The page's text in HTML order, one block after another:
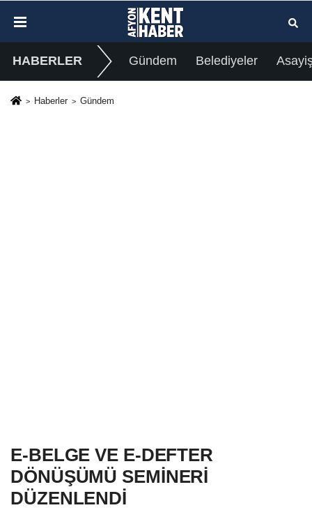
HABERLER Gündem Belediyeler
Haberler Gündem
E-BELGE VE E-DEFTER
DÖNÜŞÜMÜ SEMİNERİ
DÜZENLENDİ